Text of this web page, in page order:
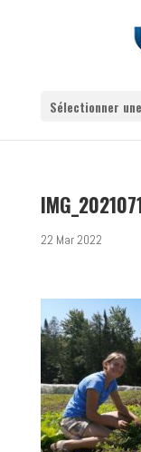
Sélectionner
22 Mar 2022